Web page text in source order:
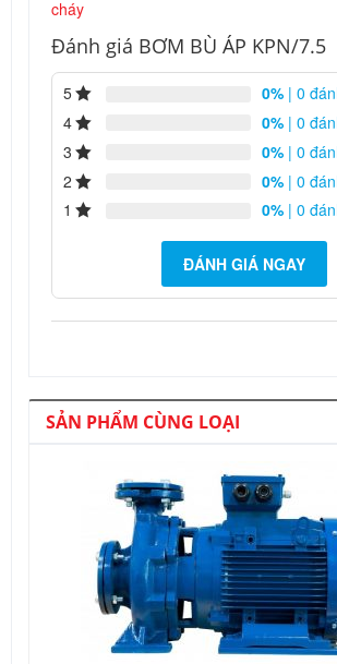
cháy
Đánh giá BƠM BÙ ÁP KPN/7.5
5 0% | 0
4
0% | 0
3
0% | 0
2
0% | 0
1
0% | 0
ĐÁNH GIÁ NGAY
SẢN PHẨM CÙNG LOẠI